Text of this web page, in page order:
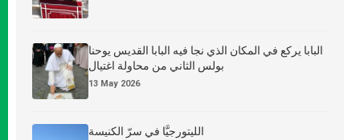
البابا يركع في المكان الذي نجا فيه البابا القديس يوحنا
بولس الثاني من محاولة اغتيال
13 May 2026
الليتورجيَّا في سرّ الكنيسة